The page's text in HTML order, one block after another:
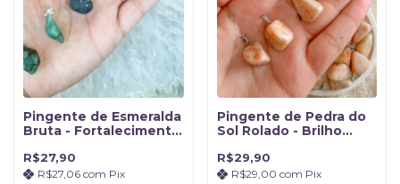
Pingente de Esmeralda
Bruta - Fortalecimento
R$27,90
R$27,06 com Pix
Pingente de Pedra do
Sol Rolado - Brilho
R$29,90
R$29,00 com Pix